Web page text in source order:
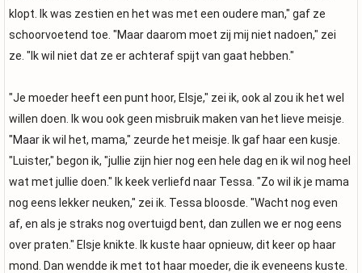
klopt. Ik was zestien en het was met een oudere man," gaf ze
schoorvoetend toe. "Maar daarom moet zij mij niet nadoen," zei
ze. "Ik wil niet dat ze er achteraf spijt van gaat hebben."
"Je moeder heeft een punt hoor, Elsje," zei ik, ook al zou ik het wel
willen doen. Ik wou ook geen misbruik maken van het lieve meisje.
"Maar ik wil het, mama," zeurde het meisje. Ik gaf haar een kusje.
"Luister," begon ik, "jullie zijn hier nog een hele dag en ik wil nog heel
wat met jullie doen." Ik keek verliefd naar Tessa. "Zo wil ik je mama
nog eens lekker neuken," zei ik. Tessa bloosde. "Wacht nog even
af, en als je straks nog overtuigd bent, dan zullen we er nog eens
over praten." Elsje knikte. Ik kuste haar opnieuw, dit keer op haar
mond. Dan wendde ik met tot haar moeder, die ik eveneens kuste.